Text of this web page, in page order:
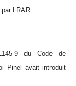
LRAR
9 du Code de
Pinel avait introduit